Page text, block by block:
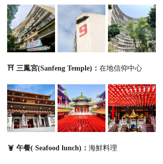
⛩️ 三鳳宮(Sanfeng Temple)： 在地信仰中心
🦞 午餐( Seafood lunch)： 海鮮料理